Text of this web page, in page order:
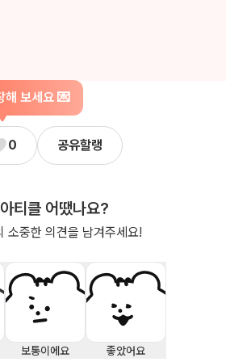
해 보세요 💌
0 공유할랭
티클 어땠나요?
소중한 의견을 남겨주세요!
보통이에요 좋았어요